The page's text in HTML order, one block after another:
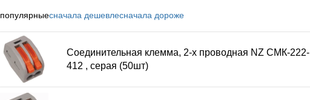
популярныесначала дешевлесначала дороже
Соединительная клемма, 2-х проводная NZ СМК-222-
412 , серая (50шт)